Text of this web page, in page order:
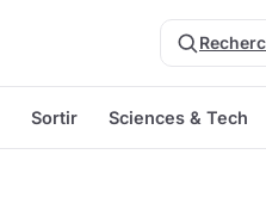
Sortir Sciences & Tech